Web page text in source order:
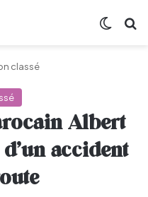
classé
Albert
accident